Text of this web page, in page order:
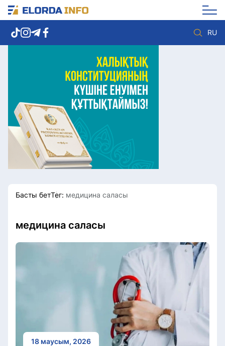
RU
Елорда жаңалықтары
Көзқарас
Саясат
Видео
Әлеумет
Экономика
Спорт
Мәдениет
Басты бетТег: медицина саласы
медицина саласы
18 маусым, 2026